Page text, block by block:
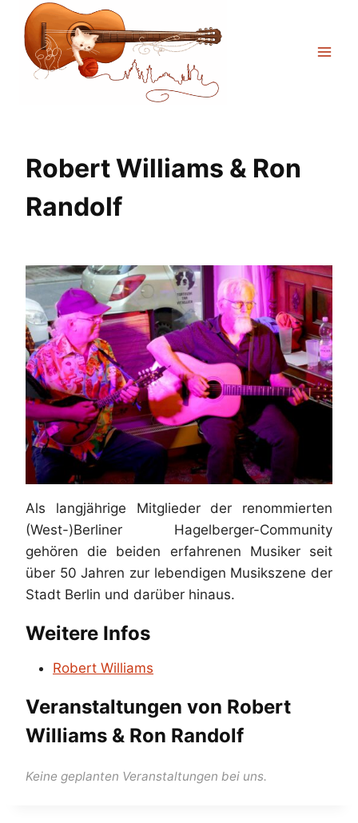
Inhalt
springen
Robert Williams & Ron
Randolf
Weitere Infos
Robert Williams
Veranstaltungen von Robert
Williams & Ron Randolf
Als langjährige Mitglieder der renommierten
(West-)Berliner Hagelberger-Community
gehören die beiden erfahrenen Musiker seit
über 50 Jahren zur lebendigen Musikszene der
Stadt Berlin und darüber hinaus.